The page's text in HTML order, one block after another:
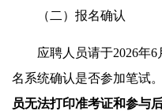
（二）报名确认
应聘人员请于2026年6
名系统确认是否参加笔试。
员无法打印准考证和参与